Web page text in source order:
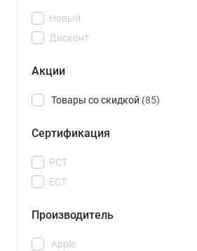
Новый
Дисконт
Акции
Товары со скидкой (85)
Сертификация
РСТ
ЕСТ
Производитель
Apple